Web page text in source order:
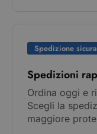
Spedizione sicura
Spedizioni
Ordina oggi e
Scegli la
maggiore